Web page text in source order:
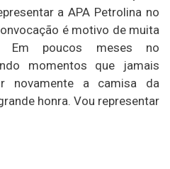
a APA Petrolina no
é motivo de muita
Em poucos meses no
momentos que jamais
novamente a camisa da
honra. Vou representar